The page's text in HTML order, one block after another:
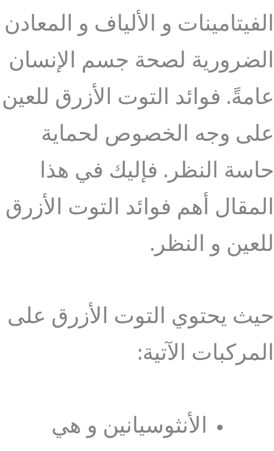
الفيتامينات و الألياف و المعادن
الضرورية لصحة جسم الإنسان
عامةً. فوائد التوت الأزرق للعين
على وجه الخصوص لحماية
حاسة النظر. فإليك في هذا
المقال أهم فوائد التوت الأزرق
للعين و النظر.
حيث يحتوي التوت الأزرق على
المركبات الآتية:
الأنثوسيانين و هي